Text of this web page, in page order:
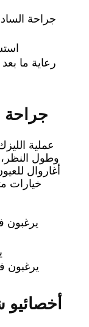
جراحة
رعاية ما
جراحة
عملية
وطول
أغاروال
خيارات
يرغبون
يرغبون